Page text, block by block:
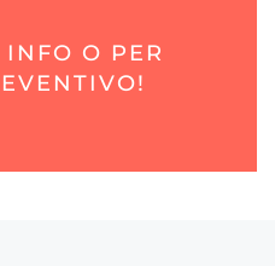
INFO O PER